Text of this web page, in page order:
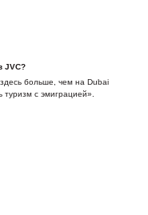
JVC?
больше, чем на Dubai
туризм с эмиграцией».